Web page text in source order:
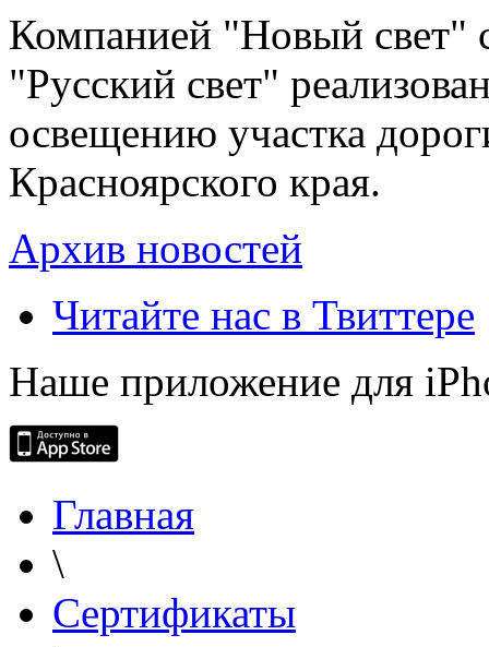
Компанией "Новый свет"
"Русский свет"
освещению участка
Красноярского края.
Архив новостей
Читайте нас в Твиттере
Наше приложение для
Главная
\
Сертификаты